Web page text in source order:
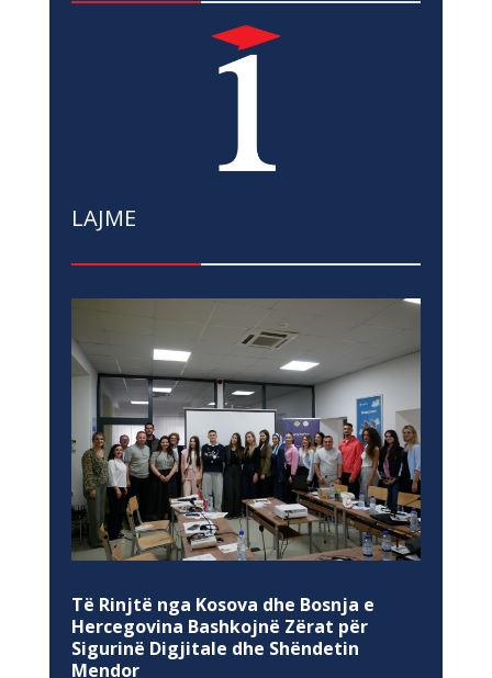
LAJME
Të Rinjtë nga Kosova dhe Bosnja e
Hercegovina Bashkojnë Zërat për
Sigurinë Digjitale dhe Shëndetin
Mendor